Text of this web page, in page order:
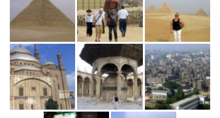
n
a